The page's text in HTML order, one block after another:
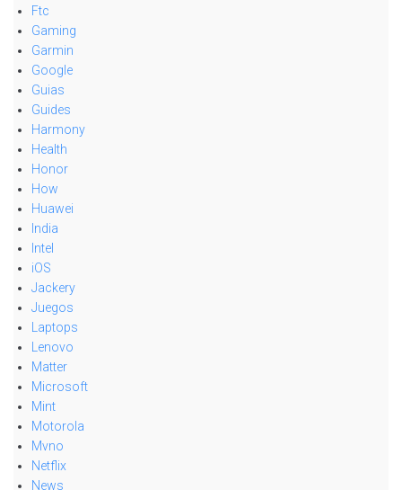
Ftc
Gaming
Garmin
Google
Guias
Guides
Harmony
Health
Honor
How
Huawei
India
Intel
iOS
Jackery
Juegos
Laptops
Lenovo
Matter
Microsoft
Mint
Motorola
Mvno
Netflix
News